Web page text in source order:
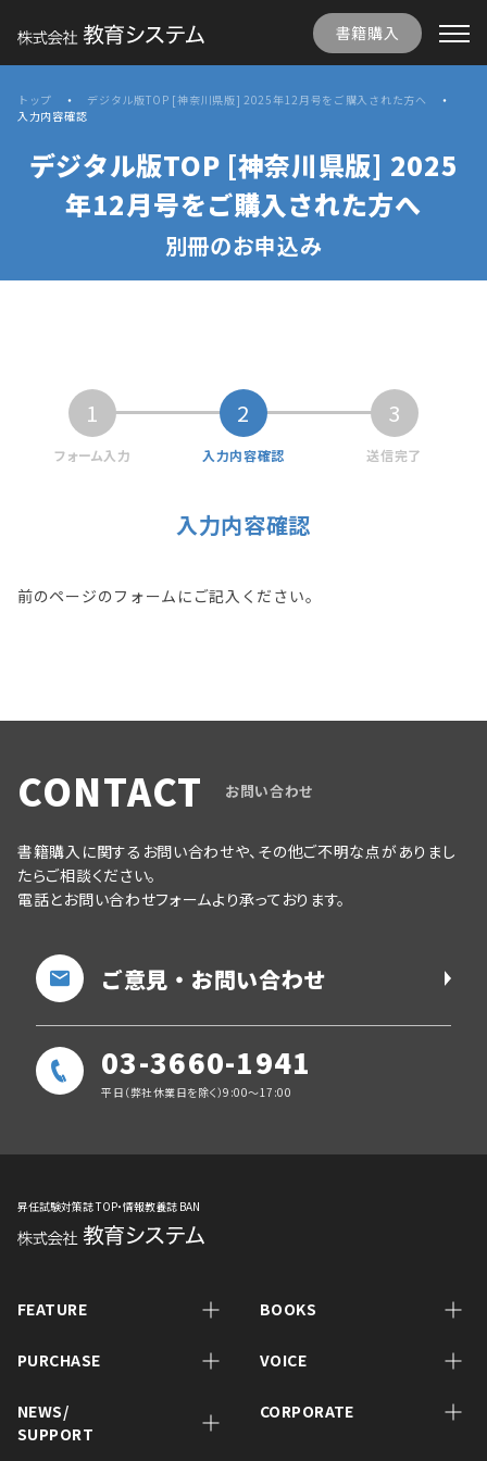
書籍購入
トップ
デジタル版TOP [神奈川県版] 2025年12月号をご購入された方へ
入力内容確認
デジタル版TOP [神奈川県版] 2025
年12月号をご購入された方へ
別冊のお申込み
1
フォーム入力
2
入力内容確認
3
送信完了
入力内容確認
前のページのフォームにご記入ください。
CONTACT お問い合わせ
書籍購入に関するお問い合わせや、その他ご不明な点がありまし
たらご相談ください。
電話とお問い合わせフォームより承っております。
ご意見・お問い合わせ
03-3660-1941
平日（弊社休業日を除く）9:00～17:00
昇任試験対策誌 TOP・情報教養誌 BAN
FEATURE BOOKS
PURCHASE VOICE
NEWS/
SUPPORT
CORPORATE